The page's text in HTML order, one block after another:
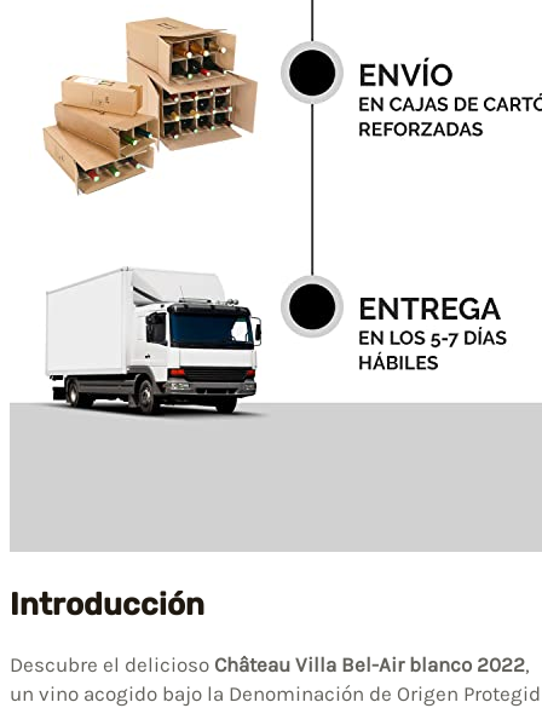
Introducción
Descubre el delicioso Château Villa Bel-Air blanco 2022,
un vino acogido bajo la Denominación de Origen